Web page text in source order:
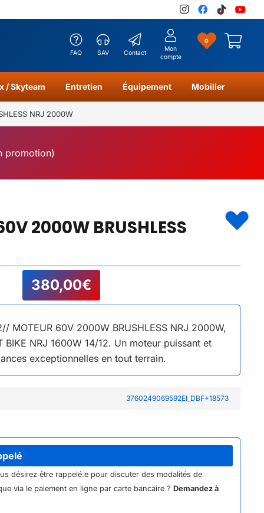
FAQ SAV Contact
Mon
compte
0
/ Skyteam Entretien Équipement Mobilier
NRJ 2000W
promotion)
2000W BRUSHLESS
380,00€
MOTEUR 60V 2000W BRUSHLESS NRJ 2000W,
NRJ 1600W 14/12. Un moteur puissant et
exceptionnelles en tout terrain.
3760249069592EI_DBF+18573
désirez être rappelé.e pour discuter des modalités de
via le paiement en ligne par carte bancaire ? Demandez à